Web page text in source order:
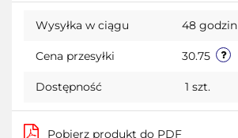
Wysyłka w ciągu 48 godzin
Cena przesyłki 30.75
Dostępność 1 szt.
Pobierz produkt do PDF